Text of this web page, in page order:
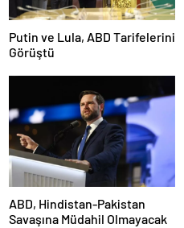
Putin ve Lula, ABD Tarifelerini
Görüştü
ABD, Hindistan-Pakistan
Savaşına Müdahil Olmayacak